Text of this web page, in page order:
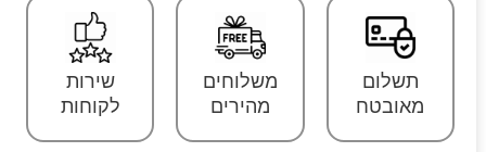
תשלום
מאובטח
משלוחים
מהירים
שירות
לקוחות